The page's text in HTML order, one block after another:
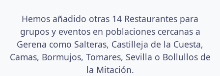
Hemos añadido otras 14 Restaurantes para
grupos y eventos en poblaciones cercanas a
Gerena como Salteras, Castilleja de la Cuesta,
Camas, Bormujos, Tomares, Sevilla o Bollullos de
la Mitación.